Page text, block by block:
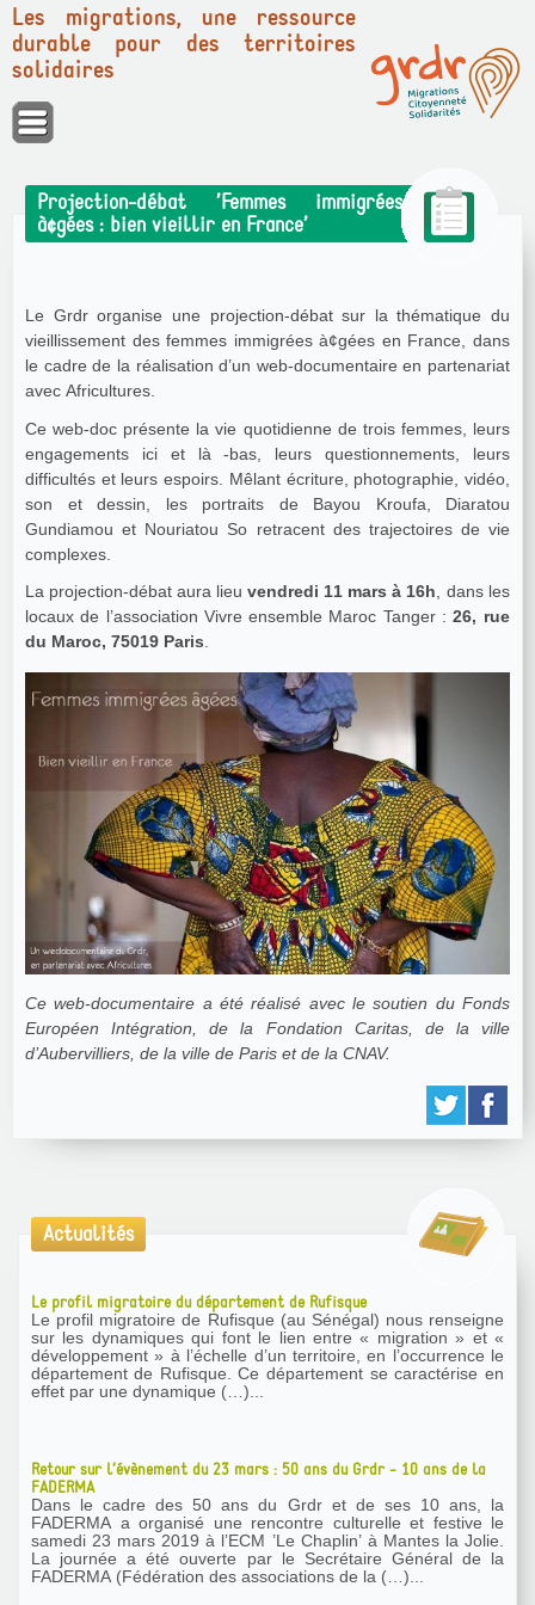
Panneau de gestion des cookies
Les migrations, une ressource
durable pour des territoires
solidaires
Projection-débat ’Femmes immigrées
à¢gées : bien vieillir en France’
Le Grdr organise une projection-débat sur la thématique du
vieillissement des femmes immigrées à¢gées en France, dans
le cadre de la réalisation d’un web-documentaire en partenariat
avec Africultures.
Ce web-doc présente la vie quotidienne de trois femmes, leurs
engagements ici et là -bas, leurs questionnements, leurs
difficultés et leurs espoirs. Mêlant écriture, photographie, vidéo,
son et dessin, les portraits de Bayou Kroufa, Diaratou
Gundiamou et Nouriatou So retracent des trajectoires de vie
complexes.
La projection-débat aura lieu vendredi 11 mars à 16h, dans les
locaux de l’association Vivre ensemble Maroc Tanger : 26, rue
du Maroc, 75019 Paris.
Ce web-documentaire a été réalisé avec le soutien du Fonds
Européen Intégration, de la Fondation Caritas, de la ville
d’Aubervilliers, de la ville de Paris et de la CNAV.
Actualités
Le profil migratoire du département de Rufisque
Le profil migratoire de Rufisque (au Sénégal) nous renseigne
sur les dynamiques qui font le lien entre « migration » et «
développement » à l’échelle d’un territoire, en l’occurrence le
département de Rufisque. Ce département se caractérise en
effet par une dynamique (…)...
Retour sur l’évènement du 23 mars : 50 ans du Grdr - 10 ans de la
FADERMA
Dans le cadre des 50 ans du Grdr et de ses 10 ans, la
FADERMA a organisé une rencontre culturelle et festive le
samedi 23 mars 2019 à l’ECM ’Le Chaplin’ à Mantes la Jolie.
La journée a été ouverte par le Secrétaire Général de la
FADERMA (Fédération des associations de la (…)...